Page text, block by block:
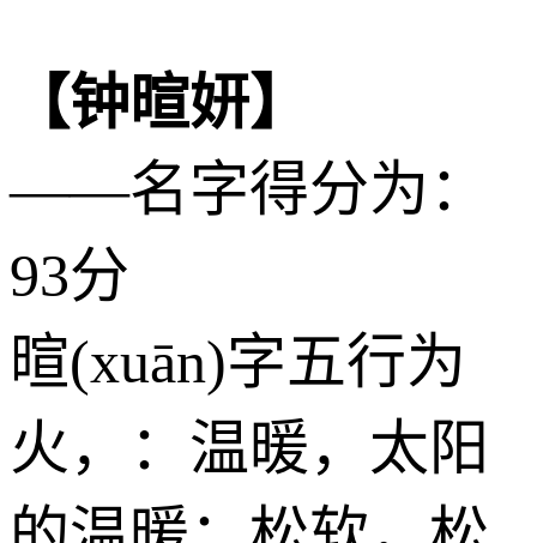
【钟暄妍】
——名字得分为：
93分
暄(xuān)字五行为
火 ，：温暖，太阳